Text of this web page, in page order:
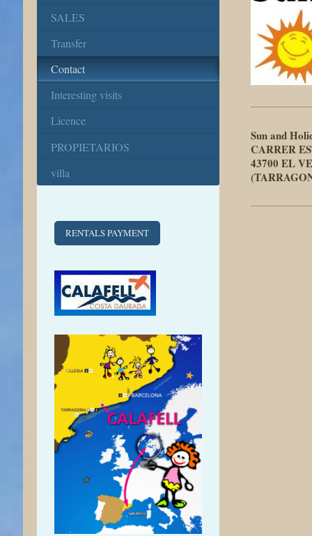
Sun and
CARRER
43700 EL
SALES
Transfer
Contact
Interesting visits
Licence
PROPIETARIOS
villa
RENTALS PAYMENT